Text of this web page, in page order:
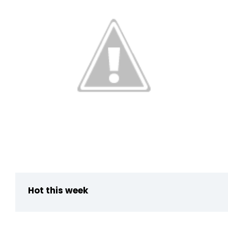
Hot this week